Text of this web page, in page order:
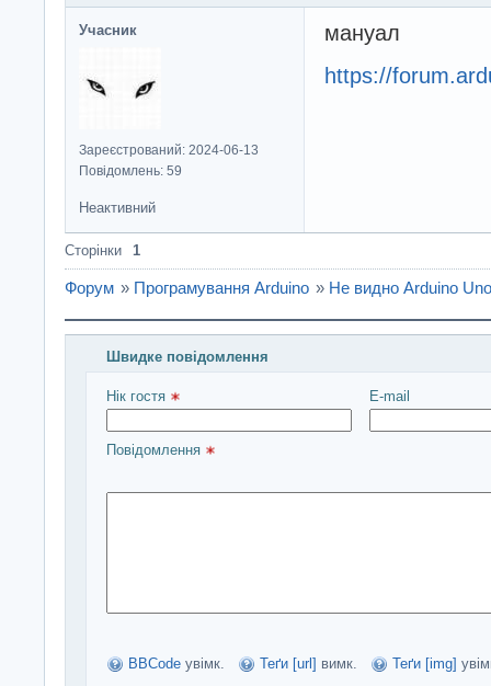
Учасник
Зареєстрований: 2024-06-13
Повідомлень: 59
мануал
https://
Неактивний
Сторінки 1
Форум » Програмування Arduino » Не видно Arduino
Швидке повідомлення
Введіть повідомлення і натисніть Надіслати
Нік гостя E-mail
Повідомлення
BBCode увімк. Теґи [url] вимк. Теґи [img]